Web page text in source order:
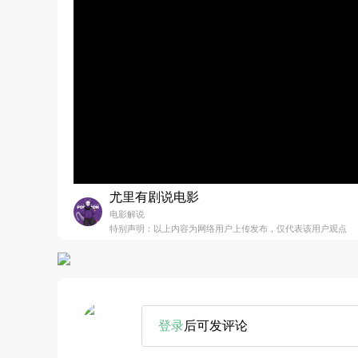
尤里有剧说电影
电影解说
特别声明：以上内容为网络用户上传发布，仅代表该用户观点
登录后可发评论